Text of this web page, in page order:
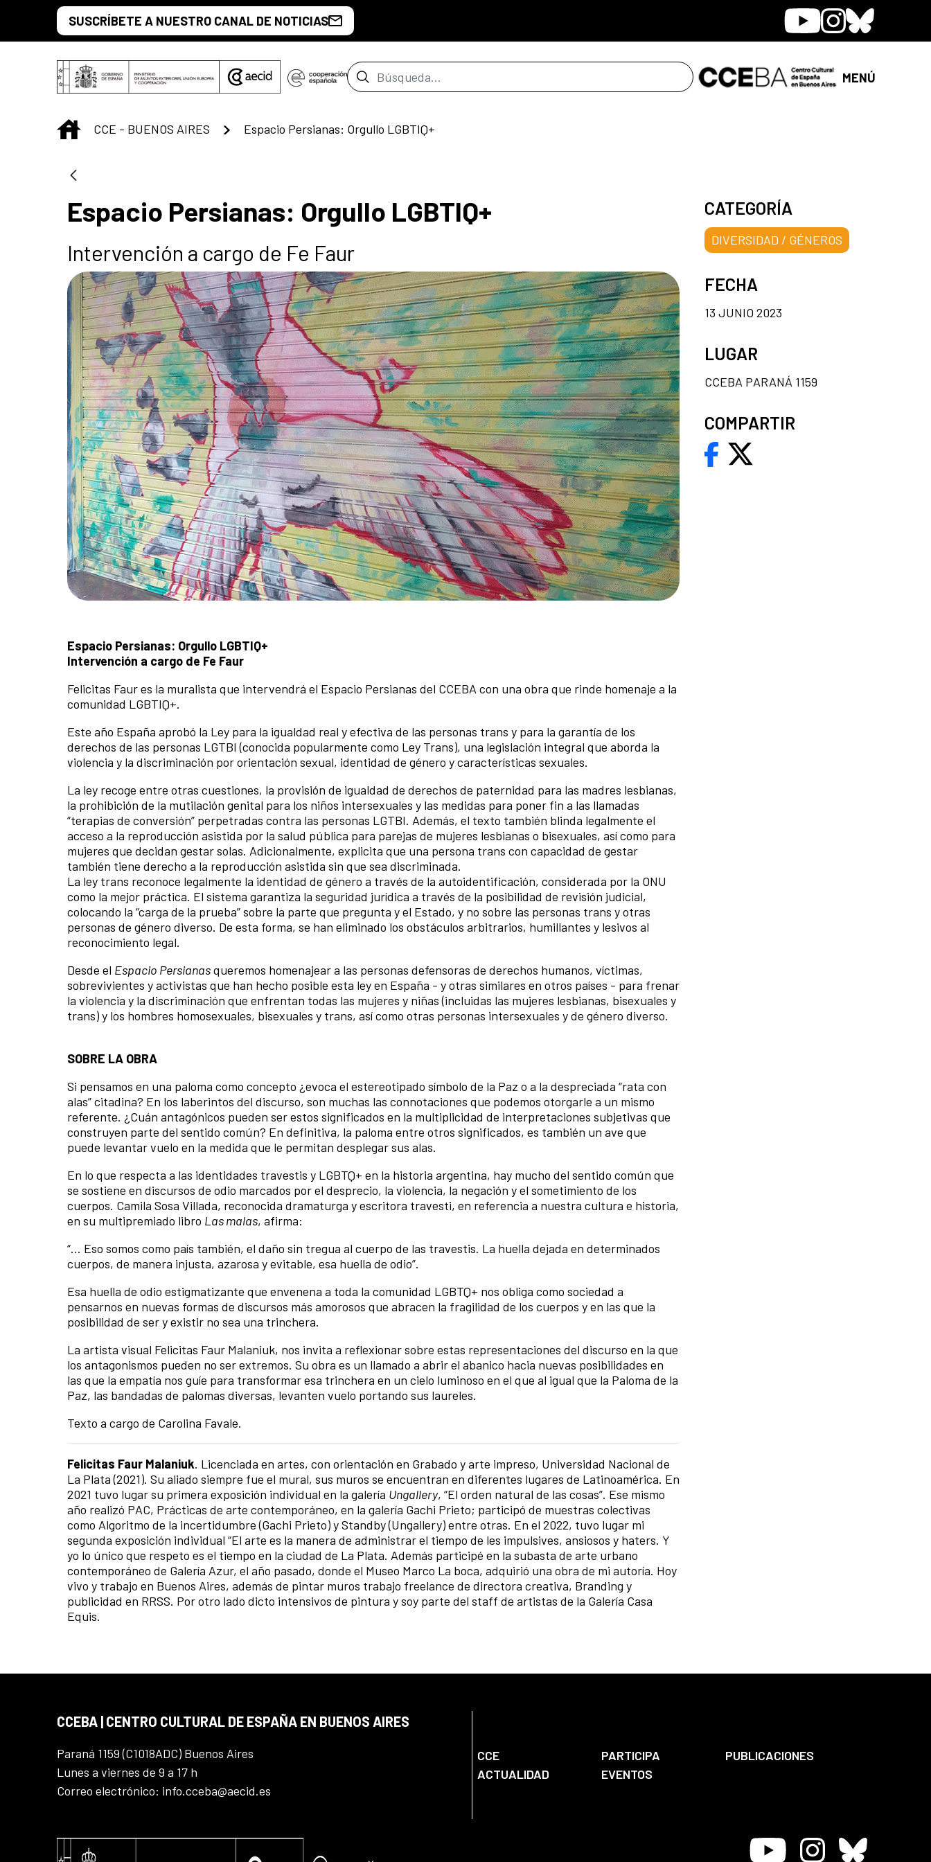
Saltar al contenido principal
SUSCRÍBETE A NUESTRO CANAL DE NOTICIAS YoutubeInstagram
Bluesky
Barra de búsqueda MENÚ
INICIO
CCE - BUENOS AIRES Espacio Persianas: Orgullo LGBTIQ+
Espacio Persianas: Orgullo LGBTIQ+
Intervención a cargo de Fe Faur
Espacio Persianas: Orgullo LGBTIQ+
Intervención a cargo de Fe Faur
Felicitas Faur es la muralista que intervendrá el Espacio Persianas del CCEBA con una obra que rinde homenaje a la
comunidad LGBTIQ+.
Este año España aprobó la Ley para la igualdad real y efectiva de las personas trans y para la garantía de los
derechos de las personas LGTBI (conocida popularmente como Ley Trans), una legislación integral que aborda la
violencia y la discriminación por orientación sexual, identidad de género y características sexuales.
La ley recoge entre otras cuestiones, la provisión de igualdad de derechos de paternidad para las madres lesbianas,
la prohibición de la mutilación genital para los niños intersexuales y las medidas para poner fin a las llamadas
“terapias de conversión” perpetradas contra las personas LGTBI. Además, el texto también blinda legalmente el
acceso a la reproducción asistida por la salud pública para parejas de mujeres lesbianas o bisexuales, así como para
mujeres que decidan gestar solas. Adicionalmente, explicita que una persona trans con capacidad de gestar
también tiene derecho a la reproducción asistida sin que sea discriminada.
La ley trans reconoce legalmente la identidad de género a través de la autoidentificación, considerada por la ONU
como la mejor práctica. El sistema garantiza la seguridad jurídica a través de la posibilidad de revisión judicial,
colocando la “carga de la prueba” sobre la parte que pregunta y el Estado, y no sobre las personas trans y otras
personas de género diverso. De esta forma, se han eliminado los obstáculos arbitrarios, humillantes y lesivos al
reconocimiento legal.
Desde el Espacio Persianasqueremos homenajear a las personas defensoras de derechos humanos, víctimas,
sobrevivientes y activistas que han hecho posible esta ley en España - y otras similares en otros países - para frenar
la violencia y la discriminación que enfrentan todas las mujeres y niñas (incluidas las mujeres lesbianas, bisexuales y
trans) y los hombres homosexuales, bisexuales y trans, así como otras personas intersexuales y de género diverso.
SOBRE LA OBRA
Si pensamos en una paloma como concepto ¿evoca el estereotipado símbolo de la Paz o a la despreciada “rata con
alas” citadina? En los laberintos del discurso, son muchas las connotaciones que podemos otorgarle a un mismo
referente. ¿Cuán antagónicos pueden ser estos significados en la multiplicidad de interpretaciones subjetivas que
construyen parte del sentido común? En definitiva, la paloma entre otros significados, es también un ave que
puede levantar vuelo en la medida que le permitan desplegar sus alas.
En lo que respecta a las identidades travestis y LGBTQ+ en la historia argentina, hay mucho del sentido común que
se sostiene en discursos de odio marcados por el desprecio, la violencia, la negación y el sometimiento de los
cuerpos. Camila Sosa Villada, reconocida dramaturga y escritora travesti, en referencia a nuestra cultura e historia,
en su multipremiado libro Las malas, afirma:
“… Eso somos como país también, el daño sin tregua al cuerpo de las travestis. La huella dejada en determinados
cuerpos, de manera injusta, azarosa y evitable, esa huella de odio”.
Esa huella de odio estigmatizante que envenena a toda la comunidad LGBTQ+ nos obliga como sociedad a
pensarnos en nuevas formas de discursos más amorosos que abracen la fragilidad de los cuerpos y en las que la
posibilidad de ser y existir no sea una trinchera.
La artista visual Felicitas Faur Malaniuk, nos invita a reflexionar sobre estas representaciones del discurso en la que
los antagonismos pueden no ser extremos. Su obra es un llamado a abrir el abanico hacia nuevas posibilidades en
las que la empatía nos guíe para transformar esa trinchera en un cielo luminoso en el que al igual que la Paloma de la
Paz, las bandadas de palomas diversas, levanten vuelo portando sus laureles.
Texto a cargo de Carolina Favale.
Felicitas Faur Malaniuk. Licenciada en artes, con orientación en Grabado y arte impreso, Universidad Nacional de
La Plata (2021). Su aliado siempre fue el mural, sus muros se encuentran en diferentes lugares de Latinoamérica. En
2021 tuvo lugar su primera exposición individual en la galería Ungallery, “El orden natural de las cosas”. Ese mismo
año realizó PAC, Prácticas de arte contemporáneo, en la galería Gachi Prieto; participó de muestras colectivas
como Algoritmo de la incertidumbre (Gachi Prieto) y Standby (Ungallery) entre otras. En el 2022, tuvo lugar mi
segunda exposición individual “El arte es la manera de administrar el tiempo de les impulsives, ansiosos y haters. Y
yo lo único que respeto es el tiempo en la ciudad de La Plata. Además participé en la subasta de arte urbano
contemporáneo de Galería Azur, el año pasado, donde el Museo Marco La boca, adquirió una obra de mi autoría. Hoy
vivo y trabajo en Buenos Aires, además de pintar muros trabajo freelance de directora creativa, Branding y
publicidad en RRSS. Por otro lado dicto intensivos de pintura y soy parte del staff de artistas de la Galería Casa
Equis.
CATEGORÍA
DIVERSIDAD / GÉNEROS
FECHA
13 JUNIO 2023
LUGAR
CCEBA PARANÁ 1159
COMPARTIR
CCEBA | CENTRO CULTURAL DE ESPAÑA EN BUENOS AIRES
Paraná 1159 (C1018ADC) Buenos Aires
Lunes a viernes de 9 a 17 h
Correo electrónico: info.cceba@aecid.es
CCE PARTICIPA
PUBLICACIONES
ACTUALIDAD
EVENTOS
Youtube InstagramBluesky